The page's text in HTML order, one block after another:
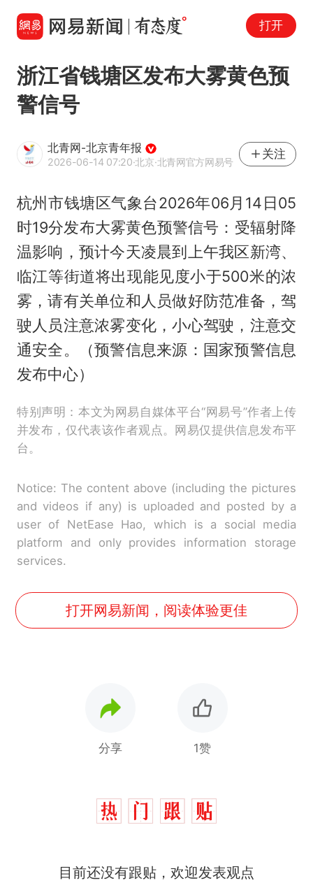
打开
浙江省钱塘区发布大雾黄色预
警信号
北青网-北京青年报
2026-06-14 07:20·北京·北青网官方网易号
关注
杭州市钱塘区气象台2026年06月14日05
时19分发布大雾黄色预警信号：受辐射降
温影响，预计今天凌晨到上午我区新湾、
临江等街道将出现能见度小于500米的浓
雾，请有关单位和人员做好防范准备，驾
驶人员注意浓雾变化，小心驾驶，注意交
通安全。（预警信息来源：国家预警信息
发布中心）
特别声明：本文为网易自媒体平台“网易号”作者上传
并发布，仅代表该作者观点。网易仅提供信息发布平
台。
Notice: The content above (including the pictures
and videos if any) is uploaded and posted by a
user of NetEase Hao, which is a social media
platform and only provides information storage
services.
打开网易新闻，阅读体验更佳
分享 1赞
目前还没有跟贴，欢迎发表观点
热
那个在床头放菜刀的女孩，
么？